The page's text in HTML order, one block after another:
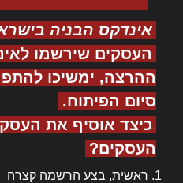
אינדקס הבניה
העסקים שירשמו
ההרצה, ימשיכו
סיום הפיתוח.
כיצד אוסיף את
העסקים?
ראשית, בצע הרשמה קצרה